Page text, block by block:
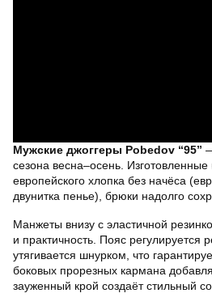
Мужские джоггеры Pobedov “95”
сезона весна–осень. Изготовленные
европейского хлопка без начёса
двунитка пенье), брюки надолго
Манжеты внизу с эластичной
и практичность. Пояс регулируется
утягивается шнурком, что
боковых прорезных кармана
зауженный крой создаёт стильный